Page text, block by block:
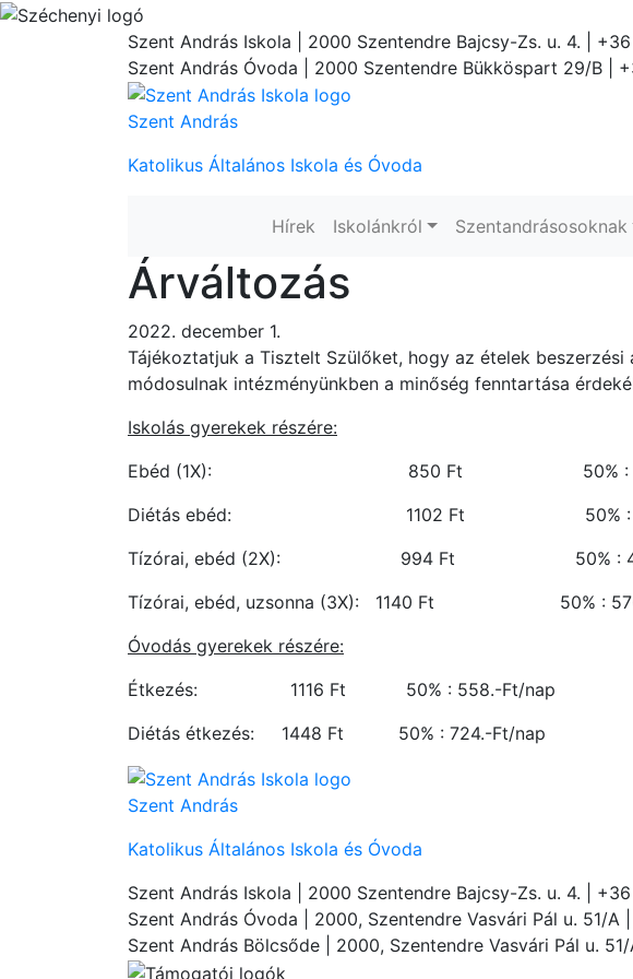
Szent András Iskola | 2000 Szentendre Bajcsy-Zs. u. 4. |
Szent András Óvoda | 2000 Szentendre Bükköspart 29/B |
Szent András
Katolikus Általános Iskola és Óvoda
Hírek Iskolánkról Szentandrásosoknak
Árváltozás
2022. december 1.
Tájékoztatjuk a Tisztelt Szülőket, hogy az ételek
módosulnak intézményünkben a minőség fenntartása
Iskolás gyerekek részére:
Ebéd (1X): 850 Ft 50% : 425.-
Diétás ebéd: 1102 Ft 50% :
Tízórai, ebéd (2X): 994 Ft 50% :
Tízórai, ebéd, uzsonna (3X): 1140 Ft 50% :
Óvodás gyerekek részére:
Étkezés: 1116 Ft 50% : 558.-Ft/nap
Diétás étkezés: 1448 Ft 50% : 724.-Ft/nap
Szent András
Katolikus Általános Iskola és Óvoda
Szent András Iskola | 2000 Szentendre Bajcsy-Zs. u. 4. |
Szent András Óvoda | 2000, Szentendre Vasvári Pál u. 51/A
Szent András Bölcsőde | 2000, Szentendre Vasvári Pál u.